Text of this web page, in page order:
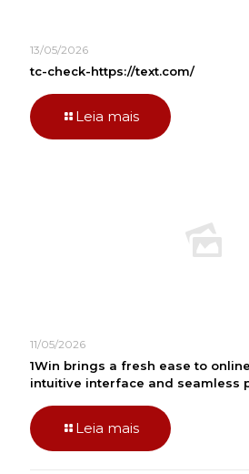
13/05/2026
tc-check-https://text.com/
Leia mais
11/05/2026
1Win brings a fresh ease to
intuitive interface and seamless
Leia mais